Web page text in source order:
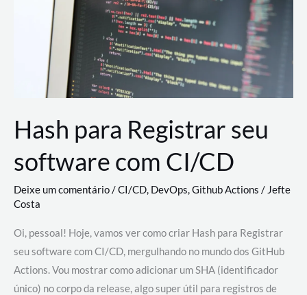
revolucionando
desenvolvimento
Hash para Registrar seu
software com CI/CD
Deixe um comentário/CI/CD, DevOps,Github Actions /Jefte
Costa
Oi, pessoal! Hoje, vamos ver como criar Hash para Registrar
seu software com CI/CD, mergulhando no mundo dos GitHub
Actions. Vou mostrar como adicionar um SHA (identificador
único) no corpo da release, algo super útil para registros de